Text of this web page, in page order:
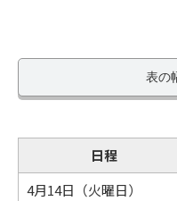
表の
日程
4月14日（火曜日）